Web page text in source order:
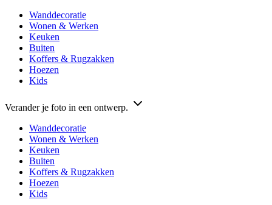
Wanddecoratie
Wonen & Werken
Keuken
Buiten
Koffers & Rugzakken
Hoezen
Kids
Verander je foto in een ontwerp.
Wanddecoratie
Wonen & Werken
Keuken
Buiten
Koffers & Rugzakken
Hoezen
Kids